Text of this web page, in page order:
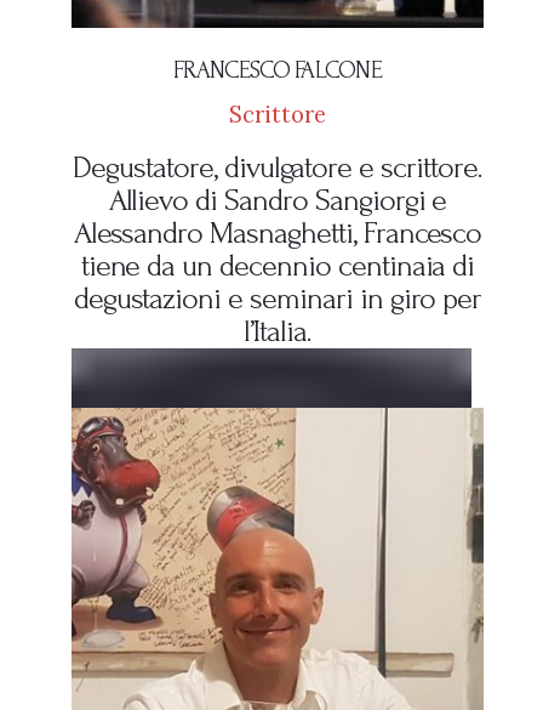
FRANCESCO FALCONE
Scrittore
Degustatore, divulgatore e scrittore.
Allievo di Sandro Sangiorgi e
Alessandro Masnaghetti, Francesco
tiene da un decennio centinaia di
degustazioni e seminari in giro per
l’Italia.